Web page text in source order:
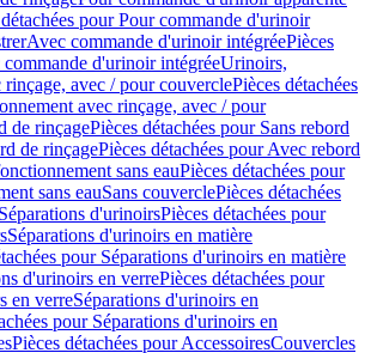
pour Pour commande d'urinoir
Avec commande d'urinoir intégréePièces
commande d'urinoir intégréeUrinoirs,
avec / pour couverclePièces détachées
avec rinçage, avec / pour
de rinçagePièces détachées pour Sans rebord
de rinçagePièces détachées pour Avec rebord
sans eauPièces détachées pour
sans eauSans couverclePièces détachées
Séparations d'urinoirsPièces détachées pour
Séparations d'urinoirs en matière
pour Séparations d'urinoirs en matière
d'urinoirs en verrePièces détachées pour
en verreSéparations d'urinoirs en
pour Séparations d'urinoirs en
Pièces détachées pour AccessoiresCouvercles